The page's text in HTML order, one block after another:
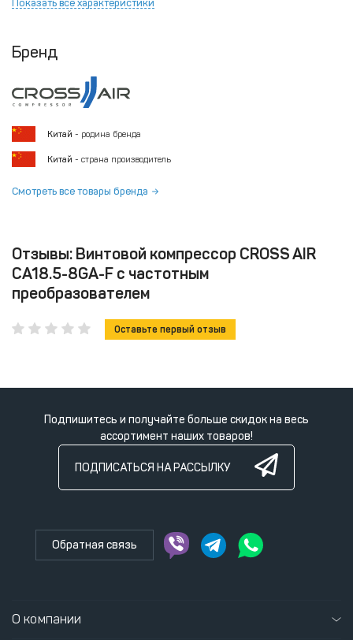
Показать все характеристики
Бренд
Китай - родина бренда
Китай - страна производитель
Смотреть все товары бренда
Отзывы: Винтовой компрессор CROSS AIR
CA18.5-8GA-F с частотным
преобразователем
Оставьте первый отзыв
Подпишитесь и получайте больше скидок на весь
ассортимент наших товаров!
ПОДПИСАТЬСЯ НА РАССЫЛКУ
Обратная связь
О компании